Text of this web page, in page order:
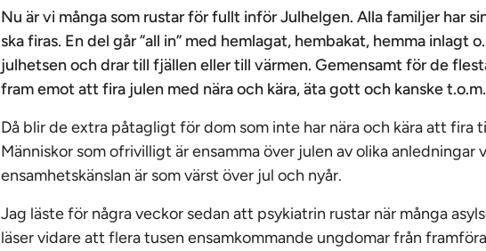
Nu är vi många som rustar för fullt inför Julhelgen. Alla familjer har
ska firas. En del går ”all in” med hemlagat, hembakat, hemma inlagt
julhetsen och drar till fjällen eller till värmen. Gemensamt för de
fram emot att fira julen med nära och kära, äta gott och kanske
Då blir de extra påtagligt för dom som inte har nära och kära att fira
Människor som ofrivilligt är ensamma över julen av olika anledningar
ensamhetskänslan är som värst över jul och nyår.
Jag läste för några veckor sedan att psykiatrin rustar när många
läser vidare att flera tusen ensamkommande ungdomar från